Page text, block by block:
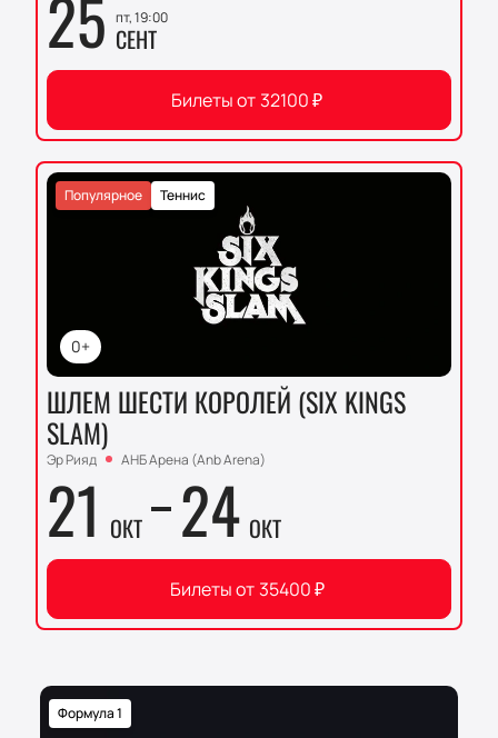
25 пт, 19:00
СЕНТ
Билеты от32100₽
0+
Теннис
Популярное
ШЛЕМ ШЕСТИ КОРОЛЕЙ (SIX KINGS
SLAM)
Эр Рияд АНБ Арена (Anb Arena)
21 ОКТ 24 ОКТ
Билеты от 35400₽
Формула 1